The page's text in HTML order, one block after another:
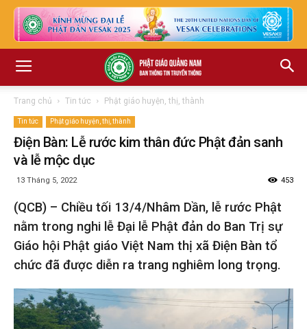
Trang chủ Tin tức Phật giáo huyện, thị, thành
Tin tức Phật giáo huyện, thị, thành
Điện Bàn: Lễ rước kim thân đức Phật đản sanh
và lễ mộc dục
13 Tháng 5, 2022 453
(QCB) – Chiều tối 13/4/Nhâm Dần, lễ rước Phật
nằm trong nghi lễ Đại lễ Phật đản do Ban Trị sự
Giáo hội Phật giáo Việt Nam thị xã Điện Bàn tổ
chức đã được diễn ra trang nghiêm long trọng.